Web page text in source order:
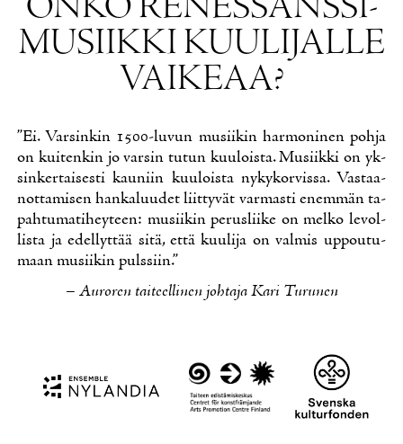
MUSIIK­KI KUU­LI­JAL­LE
VAI­KE­AA?
”Ei. Var­sin­kin 1500-lu­vun musii­kin har­mo­ni­nen poh­ja
on kui­ten­kin jo var­sin tu­tun kuu­lois­ta. Musiik­ki on yk­
sin­ker­tai­ses­ti kau­niin kuu­lois­ta ny­ky­kor­vis­sa. Vas­taa­
not­ta­mi­sen han­ka­luu­det liit­ty­vät var­mas­ti enem­män ta­
pah­tu­ma­ti­hey­teen: musii­kin pe­rus­lii­ke on mel­ko le­vol­
lis­ta ja edel­lyt­tää si­tä, et­tä kuu­li­ja on val­mis up­pou­tu­
maan musii­kin puls­siin.”
– Au­ro­ren tai­teel­li­nen joh­ta­ja Ka­ri Tu­ru­nen